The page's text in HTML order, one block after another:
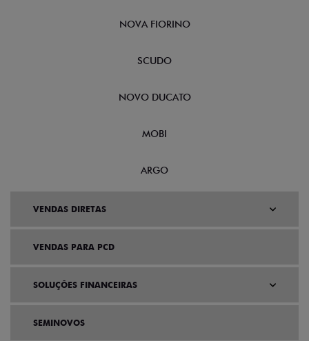
NOVA FIORINO
SCUDO
NOVO DUCATO
MOBI
ARGO
VENDAS DIRETAS
VENDAS PARA PCD
SOLUÇÕES FINANCEIRAS
SEMINOVOS